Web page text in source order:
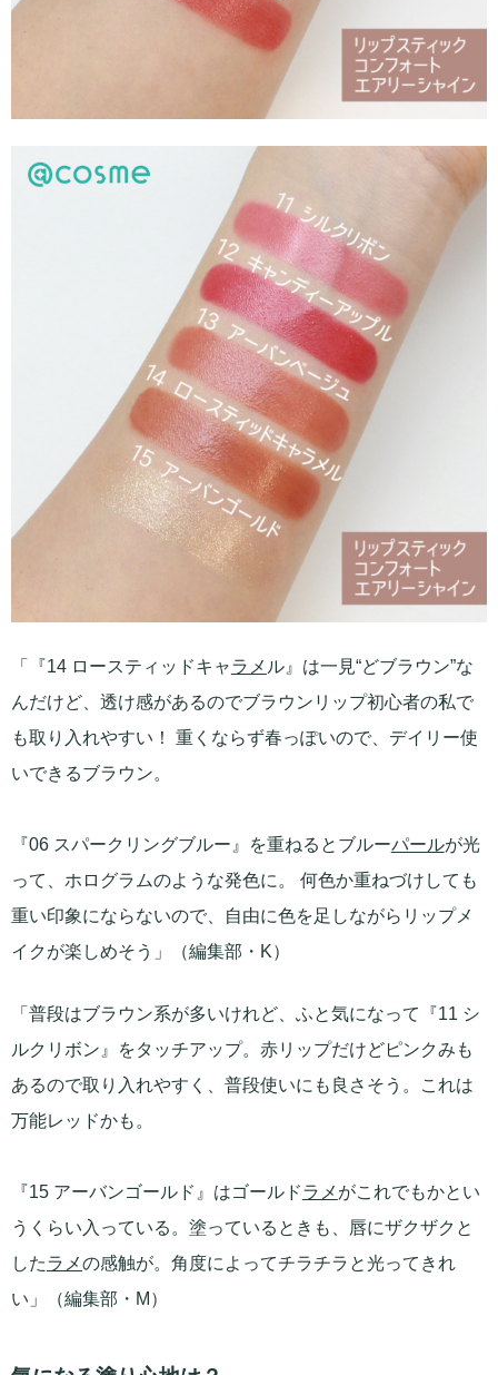
「『14 ロースティッドキャラメ ル』は一見“どブラウン”な
んだけど、透け感があるのでブラウンリップ初心者の私で
も取り入れやすい！ 重くならず春っぽいので、デイリー使
いできるブラウン。
『06 スパークリングブルー』を重ねるとブルーパールが光
って、ホログラムのような発色に。 何色か重ねづけしても
重い印象にならないので、自由に色を足しながらリップメ
イクが楽しめそう」（編集部・K）
「普段はブラウン系が多いけれど、ふと気になって『11 シ
ルクリボン』をタッチアップ。赤リップだけどピンクみも
あるので取り入れやすく、普段使いにも良さそう。これは
万能レッドかも。
『15 アーバンゴールド』はゴールドラメ がこれでもかとい
うくらい入っている。塗っているときも、唇にザクザクと
したラメの感触が。角度によってチラチラと光ってきれ
い」（編集部・M）